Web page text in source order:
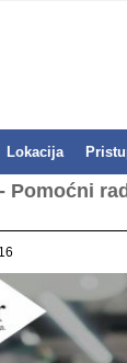
Lokacija
Pomoćni